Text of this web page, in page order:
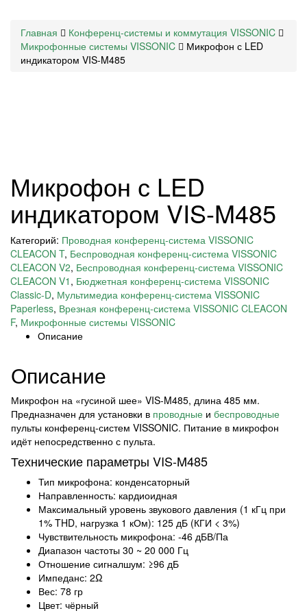
Главная
Конференц-системы и коммутация VISSONIC
Микрофонные системы VISSONIC
Микрофон с LED
индикатором VIS-M485
Микрофон с LED
индикатором VIS-M485
Категорий: Проводная конференц-система VISSONIC
CLEACON T, Беспроводная конференц-система VISSONIC
CLEACON V2, Беспроводная конференц-система VISSONIC
CLEACON V1 , Бюджетная конференц-система VISSONIC
Classic-D, Мультимедиа конференц-система VISSONIC
Paperless, Врезная конференц-система VISSONIC CLEACON
F, Микрофонные системы VISSONIC
Описание
Описание
Микрофон на «гусиной шее» VIS-M485, длина 485 мм.
Предназначен для установки в проводные и беспроводные
пульты конференц-систем VISSONIC. Питание в микрофон
идёт непосредственно с пульта.
Технические параметры VIS-M485
Тип микрофона: конденсаторный
Направленность: кардиоидная
Максимальный уровень звукового давления (1 кГц при
1% THD, нагрузка 1 кОм): 125 дБ (КГИ < 3%)
Чувствительность микрофона: -46 дБВ/Па
Диапазон частоты 30 ~ 20 000 Гц
Отношение сигналшум: ≥96 дБ
Импеданс: 2Ω
Вес: 78 гр
Цвет: чёрный